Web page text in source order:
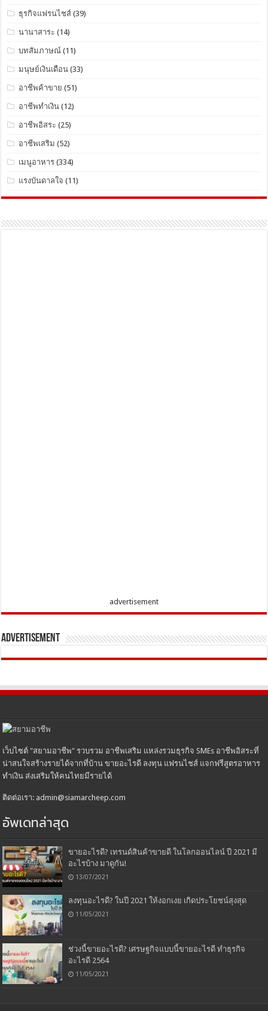
ธุรกิจแฟรนไชส์ (39)
นานาสาระ (14)
บทสัมภาษณ์ (11)
มนุษย์เงินเดือน (33)
อาชีพค้าขาย (51)
อาชีพทำเงิน (12)
อาชีพอิสระ (25)
อาชีพเสริม (52)
เมนูอาหาร (334)
แรงบันดาลใจ (11)
advertisement
Advertisement
เว็บไซต์ "สยามอาชีพ" รวบรวม อาชีพเสริม แหล่งรวมธุรกิจ SMEs อาชีพอิสระที่
น่าสนใจสร้างรายได้จากที่บ้าน ขายอะไรดี ลงทุน แฟรนไชส์ แจกฟรีสูตรอาหาร
ทำเงิน ส่งเสริมให้คนไทยมีรายได้
ติดต่อเรา: admin@siamarcheep.com
อัพเดทล่าสุด
ขายอะไรดี? เทรนด์สินค้าขายดี ในโลกออนไลน์ ปี 2021 มี
อะไรบ้าง มาดูกัน!
13/07/2021
ลงทุนอะไรดี? ในปี 2021 ให้งอกเงย เกิดประโยชน์สุงสุด
11/05/2021
ช่วงนี้ขายอะไรดี? เศรษฐกิจแบบนี้ขายอะไรดี ทำธุรกิจ
อะไรดี 2564
11/05/2021